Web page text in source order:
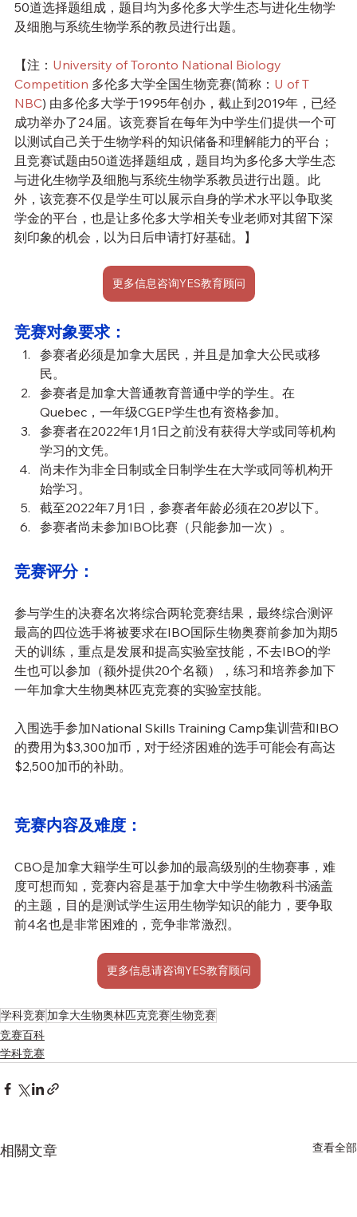
50道选择题组成，题目均为多伦多大学生态与进化生物学
及细胞与系统生物学系的教员进行出题。
【注： University of Toronto National Biology
Competition 多伦多大学全国生物竞赛(简称： U of T
NBC) 由多伦多大学于1995年创办，截止到2019年，已经
成功举办了24届。该竞赛旨在每年为中学生们提供一个可
以测试自己关于生物学科的知识储备和理解能力的平台；
且竞赛试题由50道选择题组成，题目均为多伦多大学生态
与进化生物学及细胞与系统生物学系教员进行出题。此
外，该竞赛不仅是学生可以展示自身的学术水平以争取奖
学金的平台，也是让多伦多大学相关专业老师对其留下深
刻印象的机会，以为日后申请打好基础。】
更多信息咨询YES教育顾问
竞赛对象要求：
参赛者必须是加拿大居民，并且是加拿大公民或移
民。
参赛者是加拿大普通教育普通中学的学生。在
Quebec，一年级CGEP学生也有资格参加。
参赛者在2022年1月1日之前没有获得大学或同等机构
学习的文凭。
尚未作为非全日制或全日制学生在大学或同等机构开
始学习。
截至2022年7月1日，参赛者年龄必须在20岁以下。
参赛者尚未参加IBO比赛（只能参加一次）。
竞赛评分：
参与学生的决赛名次将综合两轮竞赛结果，最终综合测评
最高的四位选手将被要求在IBO国际生物奥赛前参加为期5
天的训练，重点是发展和提高实验室技能，不去IBO的学
生也可以参加（额外提供20个名额），练习和培养参加下
一年加拿大生物奥林匹克竞赛的实验室技能。
入围选手参加National Skills Training Camp集训营和IBO
的费用为$3,300加币，对于经济困难的选手可能会有高达
$2,500加币的补助。
竞赛内容及难度：
CBO是加拿大籍学生可以参加的最高级别的生物赛事，难
度可想而知，竞赛内容是基于加拿大中学生物教科书涵盖
的主题，目的是测试学生运用生物学知识的能力，要争取
前4名也是非常困难的，竞争非常激烈。
更多信息请咨询YES教育顾问
学科竞赛加拿大生物奥林匹克竞赛生物竞赛
竞赛百科
学科竞赛
相關文章 查看全部